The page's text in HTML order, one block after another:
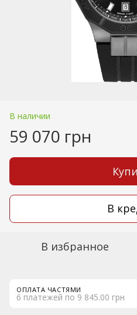
В наличии
59 070 грн
В
В избранное
ОПЛАТА ЧАСТЯМИ
6 платежей по 9 845.00 грн